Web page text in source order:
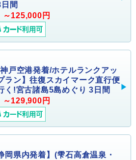
間
125,000円
戸空港発着/ホテルランクアッ
ラン】往復スカイマーク直行便
く!宮古諸島5島めぐり 3日間
129,900円
岡県内発着】(雫石高倉温泉・